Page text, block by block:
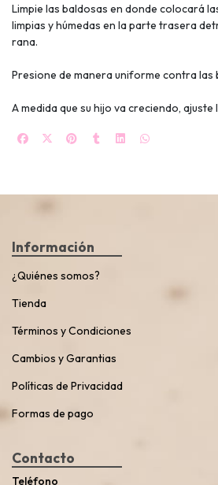
Limpie las baldosas en donde colocará
limpias y húmedas en la parte trasera
rana.
Presione de manera uniforme contra las
A medida que su hijo va creciendo,
Información
¿Quiénes somos?
Tienda
Términos y Condiciones
Cambios y Garantias
Políticas de Privacidad
Formas de pago
Contacto
Teléfono